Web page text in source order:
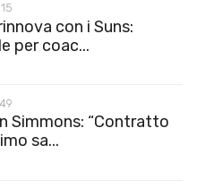
con i Suns:
per coac...
Simmons: “Contratto
sa...